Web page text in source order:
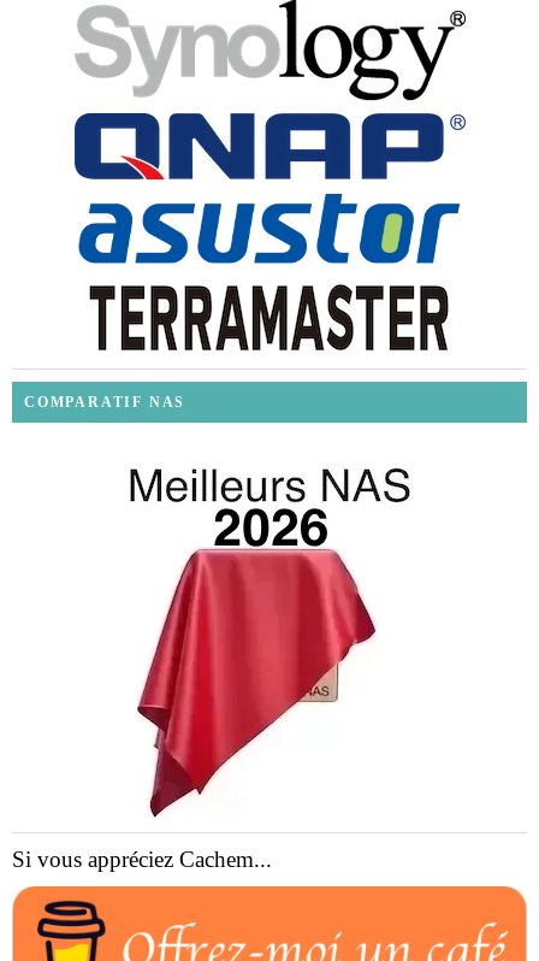
COMPARATIF NAS
Si vous appréciez Cachem...